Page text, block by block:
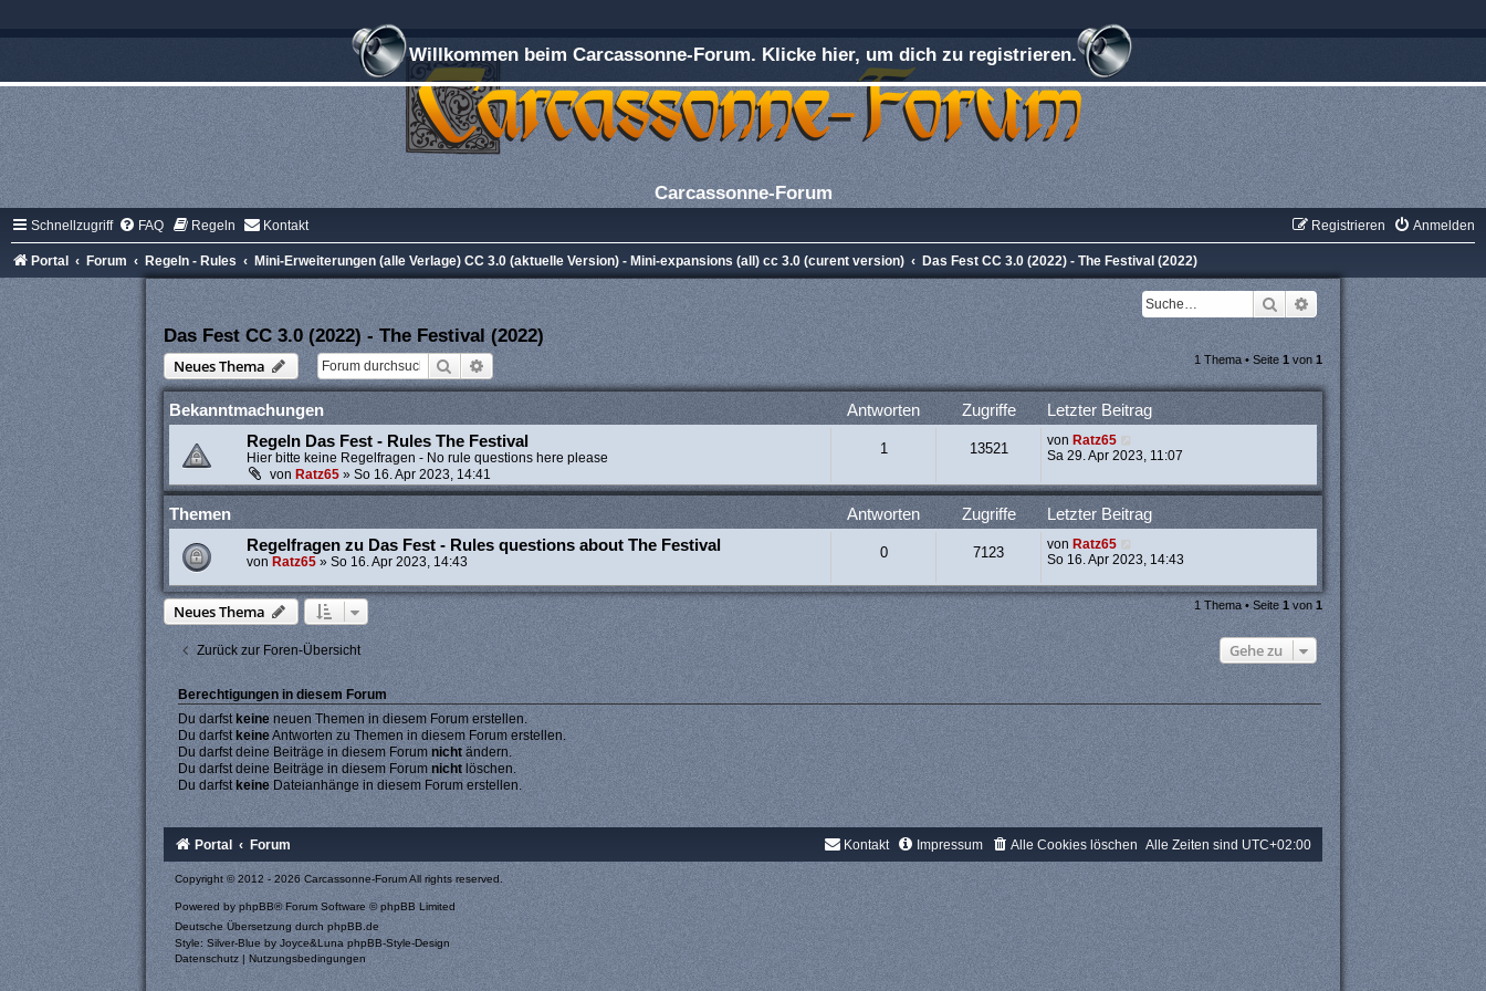
Willkommen beim Carcassonne-Forum. Klicke hier, um dich zu registrieren.
Carcassonne-Forum
Schnellzugriff FAQ Regeln Kontakt Anmelden
Registrieren
Portal Forum Regeln - Rules Mini-Erweiterungen (alle Verlage) CC 3.0 (aktuelle Version) - Mini-expansions (all) cc 3.0 (curent version) Das Fest CC 3.0 (2022) - The Festival (2022)
Suche
Erweiterte Suche
Das Fest CC 3.0 (2022) - The Festival (2022)
Neues Thema
Suche Erweiterte Suche 1 Thema • Seite1 von1
Bekanntmachungen Antworten Zugriffe Letzter Beitrag
Regeln Das Fest - Rules The Festival
Hier bitte keine Regelfragen - No rule questions here please
von Ratz65» So 16. Apr 2023, 14:41
1 13521 von Ratz65
Sa 29. Apr 2023, 11:07
Themen Antworten Zugriffe Letzter Beitrag
Regelfragen zu Das Fest - Rules questions about The Festival
von Ratz65» So 16. Apr 2023, 14:43
0 7123 von Ratz65
So 16. Apr 2023, 14:43
Neues Thema 1 Thema • Seite1von1
Zurück zur Foren-Übersicht Gehe zu
Berechtigungen in diesem Forum
Du darfstkeineneuen Themen in diesem Forum erstellen.
Du darfst keineAntworten zu Themen in diesem Forum erstellen.
Du darfst deine Beiträge in diesem Forumnichtändern.
Du darfst deine Beiträge in diesem Forum nichtlöschen.
Du darfst keineDateianhänge in diesem Forum erstellen.
Portal Forum Alle Zeiten sind UTC+02:00
Alle Cookies löschen
Impressum
Kontakt
Copyright © 2012 - 2026 Carcassonne-Forum All rights reserved.
Powered by phpBB® Forum Software © phpBB Limited
Deutsche Übersetzung durch phpBB.de
Style: Silver-Blue by Joyce&Luna phpBB-Style-Design
Datenschutz | Nutzungsbedingungen